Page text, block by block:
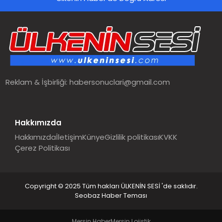
TEKNOLOJI
Reklam & İşbirliği:habersonuclari@gmail.com
Hakkımızda
HakkımızdaİletişimKünyeGizlilik politikasıKVKK
Çerez Politikası
Copyright © 2025 Tüm hakları ÜLKENİN SESİ 'de saklıdır.
Seobaz Haber Teması